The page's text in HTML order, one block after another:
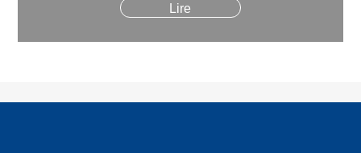
Lire